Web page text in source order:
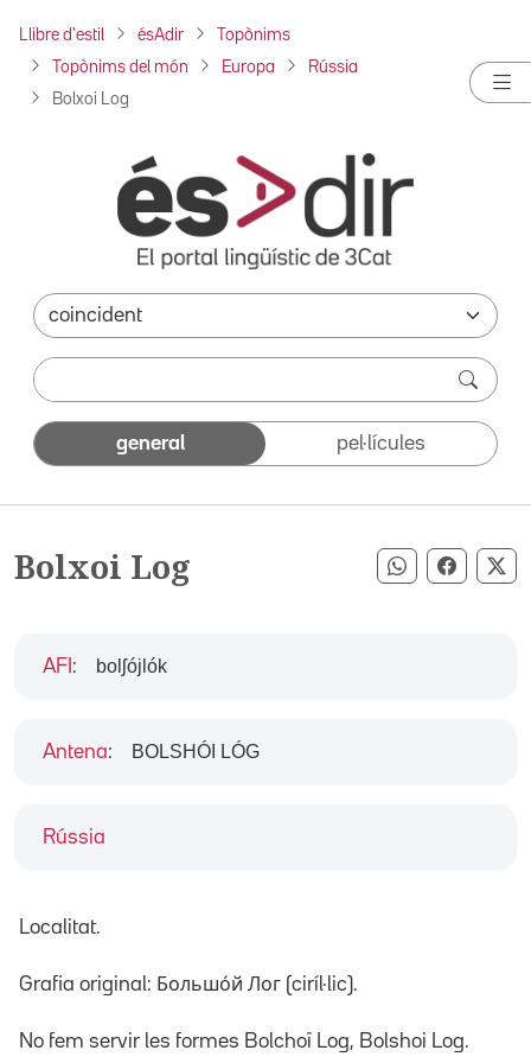
Llibre d'estil ésAdir Topònims
Topònims del món Europa Rússia
Bolxoi Log
general pel·lícules
Bolxoi Log Compartir
Rússia
AFI : bolʃójlók
Antena: BOLSHÓI LÓG
Localitat.
Grafia original: Большо́й Лог (ciríl·lic).
No fem servir les formes Bolchoï Log, Bolshoi Log.